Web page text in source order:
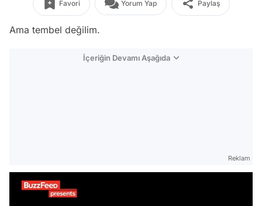
Favori Yorum Yap Paylaş
Ama tembel değilim.
İçeriğin Devamı Aşağıda
Reklam